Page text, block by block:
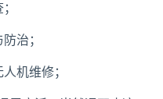
治；
机维修；